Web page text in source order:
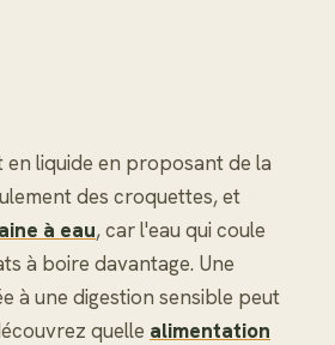
liquide en proposant de la
des croquettes, et
à eau, car l'eau qui coule
à boire davantage. Une
à une digestion sensible peut
quelle alimentation